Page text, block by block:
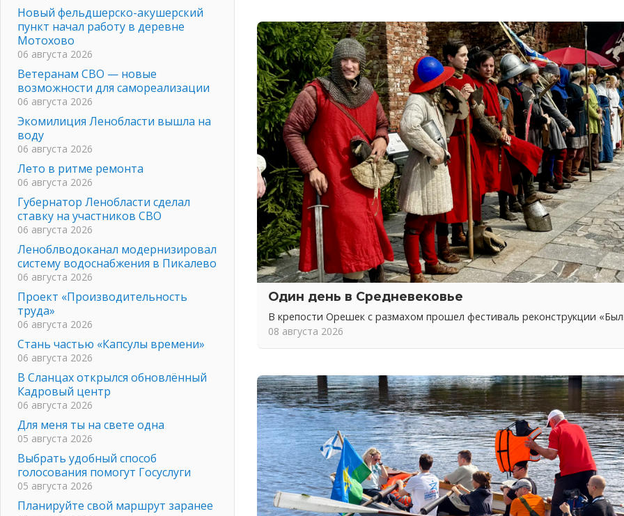
Один день в Средневековье
В крепости Орешек с размахом прошел фестиваль реконструкции
08 августа 2026
Новый фельдшерско-акушерский
пункт начал работу в деревне
Мотохово
06 августа 2026
Ветеранам СВО — новые
возможности для самореализации
06 августа 2026
Экомилиция Ленобласти вышла на
воду
06 августа 2026
Лето в ритме ремонта
06 августа 2026
Губернатор Ленобласти сделал
ставку на участников СВО
06 августа 2026
Леноблводоканал модернизировал
систему водоснабжения в Пикалево
06 августа 2026
Проект «Производительность
труда»
06 августа 2026
Стань частью «Капсулы времени»
06 августа 2026
В Сланцах открылся обновлённый
Кадровый центр
06 августа 2026
Для меня ты на свете одна
05 августа 2026
Выбрать удобный способ
голосования помогут Госуслуги
05 августа 2026
Планируйте свой маршрут заранее